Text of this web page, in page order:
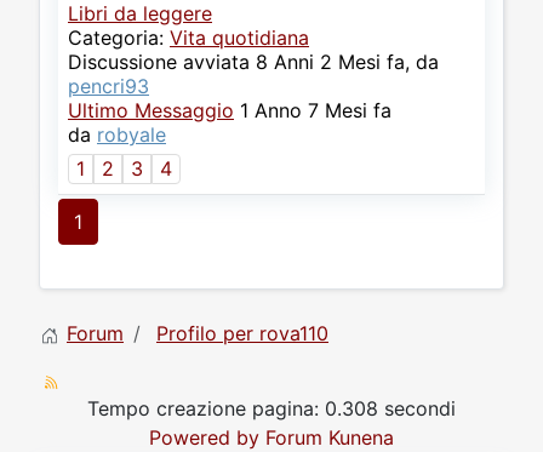
Libri da leggere
Categoria: Vita quotidiana
Discussione avviata 8 Anni 2 Mesi fa, da
pencri93
Ultimo Messaggio 1 Anno 7 Mesi fa
da robyale
1
2 3 4
1
Forum Profilo per rova110
Tempo creazione pagina: 0.308 secondi
Powered by Forum Kunena